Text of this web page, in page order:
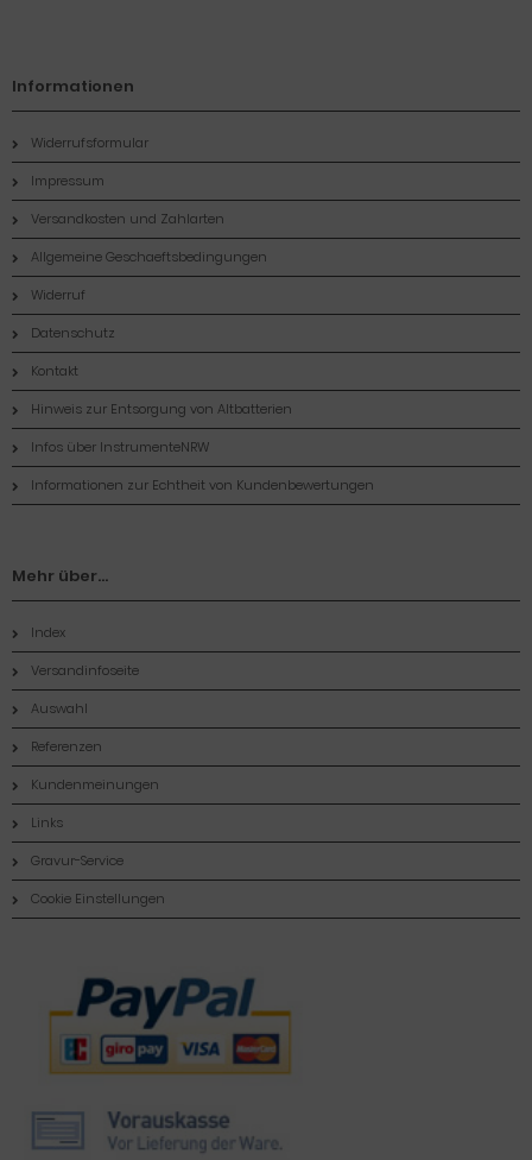
Informationen
Widerrufsformular
Impressum
Versandkosten und Zahlarten
Allgemeine Geschaeftsbedingungen
Widerruf
Datenschutz
Kontakt
Hinweis zur Entsorgung von Altbatterien
Infos über InstrumenteNRW
Informationen zur Echtheit von Kundenbewertungen
Mehr über...
Index
Versandinfoseite
Auswahl
Referenzen
Kundenmeinungen
Links
Gravur-Service
Cookie Einstellungen
Zahlungsmethoden